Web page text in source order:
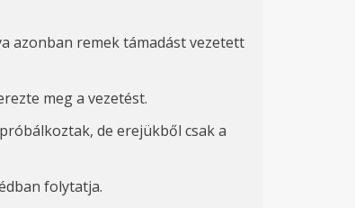
azonban remek támadást vezetett
meg a vezetést.
de erejükből csak a
folytatja.